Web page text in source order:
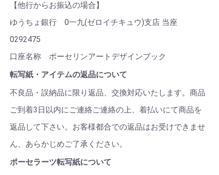
【他行からお振込の場合】
ゆうちょ銀行 0一九(ゼロイチキュウ)支店 当座
0292475
口座名称 ポーセリンアートデザインブック
転写紙・アイテムの返品について
不良品・誤納品に限り返品、交換対応いたします。商品
ご到着3日以内にご連絡ご連絡の上、着払いにて商品を
返品して下さい。お客様都合での返品はお受けできませ
ん、あらかじめご了承ください。
ポーセラーツ転写紙について